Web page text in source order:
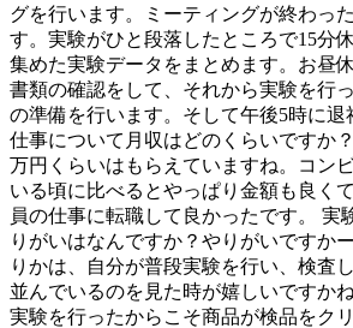
グを行います。ミーティングが終わっ
す。実験がひと段落したところで15分
集めた実験データをまとめます。お昼
書類の確認をして、それから実験を行
の準備を行います。そして午後5時に
仕事について月収はどのくらいですか
万円くらいはもらえていますね。コン
いる頃に比べるとやっぱり金額も良く
員の仕事に転職して良かったです。 実
りがいはなんですか？やりがいですか
りかは、自分が普段実験を行い、検査
並んでいるのを見た時が嬉しいですか
実験を行ったからこそ商品が検品をク